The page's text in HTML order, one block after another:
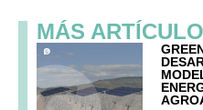
MÁS